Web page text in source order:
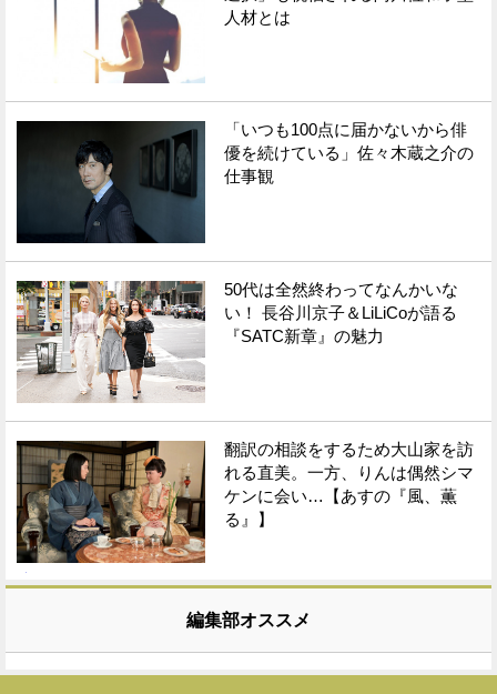
人材とは
「いつも100点に届かないから俳
優を続けている」佐々木蔵之介の
仕事観
50代は全然終わってなんかいな
い！ 長谷川京子＆LiLiCoが語る
『SATC新章』の魅力
翻訳の相談をするため大山家を訪
れる直美。一方、りんは偶然シマ
ケンに会い…【あすの『風、薫
る』】
編集部オススメ